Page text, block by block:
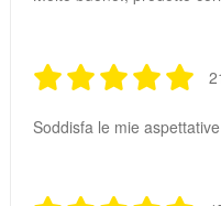
Soddisfa le mie